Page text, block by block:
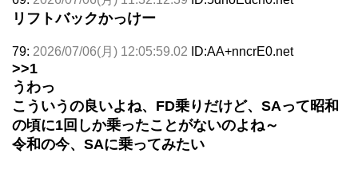
リフトバックかっけー
79: 2026/07/06(月) 12:05:59.02 ID:AA+nncrE0.net
>>1
うわっ
こういうの良いよね、FD乗りだけど、SAって昭和
の頃に1回しか乗ったことがないのよね～
令和の今、SAに乗ってみたい